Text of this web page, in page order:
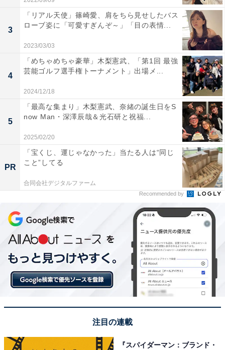
3
「リアル天使」篠崎愛、肩をちら見せしたバス
ローブ姿に「可愛すぎんぞ～」「目の表情...
2023/03/03
4
「めちゃめちゃ豪華」木梨憲武、「第1回 最強
芸能ゴルフ選手権トーナメント」出場メ...
2024/12/18
5
「最高な集まり」木梨憲武、奈緒の誕生日をS
now Man・深澤辰哉＆光石研と祝福...
2025/02/20
PR
「宝くじ、運じゃなかった」当たる人は“同じ
こと”してる
合同会社デジタルファーム
Recommended by
注目の連載
『スパイダーマン：ブランド・